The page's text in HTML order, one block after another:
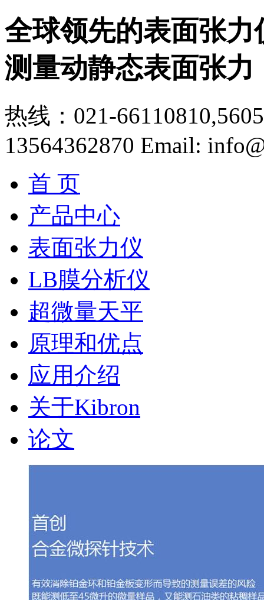
全球领先的表面张
测量动静态表面张力
热线：021-
13564362870 Email:
首 页
产品中心
表面张力仪
LB膜分析仪
超微量天平
原理和优点
应用介绍
关于Kibron
论文